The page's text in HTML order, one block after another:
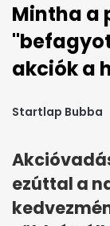
Mintha a
akciók a
Startlap Bubba
ezúttal a